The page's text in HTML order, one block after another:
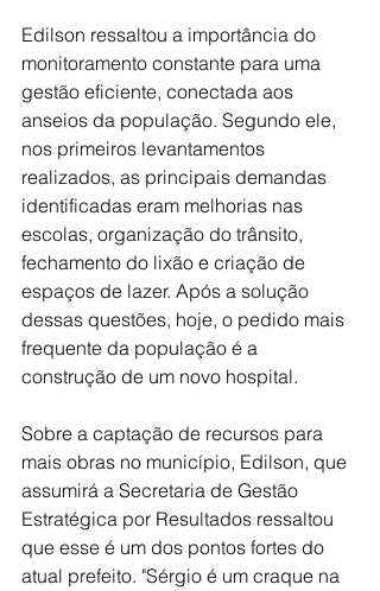
Edilson ressaltou a importância do
monitoramento constante para uma
gestão eficiente, conectada aos
anseios da população. Segundo ele,
nos primeiros levantamentos
realizados, as principais demandas
identificadas eram melhorias nas
escolas, organização do trânsito,
fechamento do lixão e criação de
espaços de lazer. Após a solução
dessas questões, hoje, o pedido mais
frequente da população é a
construção de um novo hospital.
Sobre a captação de recursos para
mais obras no município, Edilson, que
assumirá a Secretaria de Gestão
Estratégica por Resultados ressaltou
que esse é um dos pontos fortes do
atual prefeito. "Sérgio é um craque na